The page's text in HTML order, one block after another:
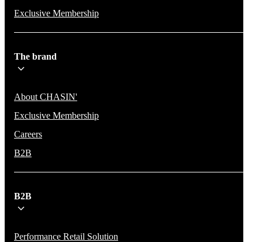
Exclusive Membership
The brand
About CHASIN'
Exclusive Membership
Careers
B2B
B2B
Performance Retail Solution